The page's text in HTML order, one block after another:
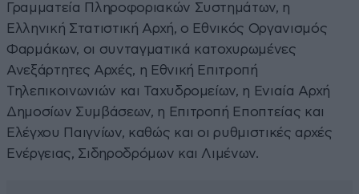
Γραμματεία Πληροφοριακών Συστημάτων, η
Ελληνική Στατιστική Αρχή, ο Εθνικός Οργανισμός
Φαρμάκων, οι συνταγματικά κατοχυρωμένες
Ανεξάρτητες Αρχές, η Εθνική Επιτροπή
Τηλεπικοινωνιών και Ταχυδρομείων, η Ενιαία Αρχή
Δημοσίων Συμβάσεων, η Επιτροπή Εποπτείας και
Ελέγχου Παιγνίων, καθώς και οι ρυθμιστικές αρχές
Ενέργειας, Σιδηροδρόμων και Λιμένων.